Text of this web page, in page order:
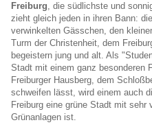
Freiburg, die südlichste und
zieht gleich jeden in ihren Bann:
verwinkelten Gässchen, den
Turm der Christenheit, dem
begeistern jung und alt. Als
Stadt mit einem ganz besonderen
Freiburger Hausberg, dem
schweifen lässt, wird einem auch
Freiburg eine grüne Stadt mit sehr
Grünanlagen ist.